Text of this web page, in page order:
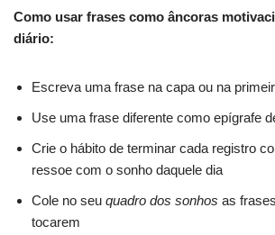
Como usar frases como âncoras
diário:
Escreva uma frase na capa ou na
Use uma frase diferente como epígrafe
Crie o hábito de terminar cada registro
ressoe com o sonho daquele dia
Cole no seu quadro dos sonhos as
tocarem